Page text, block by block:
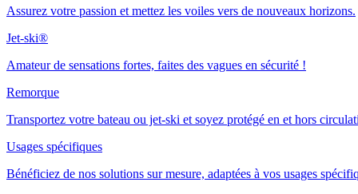
Assurez votre passion et mettez les voiles vers de nouveaux horizons.
Jet-ski®
Amateur de sensations fortes, faites des vagues en sécurité !
Remorque
Transportez votre bateau ou jet-ski et soyez protégé en et hors
Usages spécifiques
Bénéficiez de nos solutions sur mesure, adaptées à vos usages